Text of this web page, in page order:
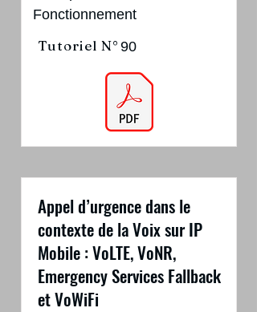
Fonctionnement
Tutoriel N° 90
Appel d’urgence dans le
contexte de la Voix sur IP
Mobile : VoLTE, VoNR,
Emergency Services Fallback
et VoWiFi